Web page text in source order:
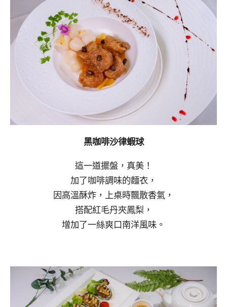
黑咖啡沙律蝦球
這一道擺盤，真美！
加了咖啡調味的麵衣，
因高溫酥炸，上桌時飄散香氣，
搭配紅毛丹夾鳳梨，
增加了一絲爽口南洋風味。